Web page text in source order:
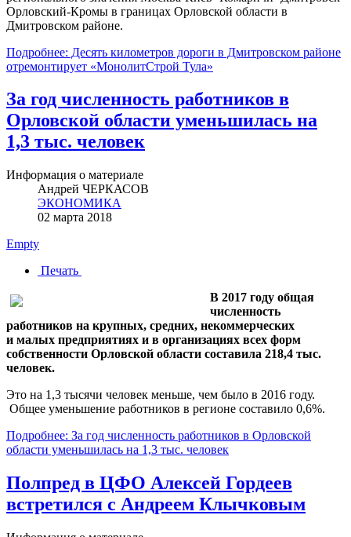
Орловский-Кромы в границах Орловской области в
Дмитровском районе.
Подробнее: Десять километров дороги в Дмитровском районе
отремонтирует «МонолитСтрой Тула»
За год численность работников в
Орловской области уменьшилась на
1,3 тыс. человек
Информация о материале
Андрей ЧЕРКАСОВ
ЭКОНОМИКА
02 марта 2018
Empty
Печать
В 2017 году общая
численность
работников на крупных, средних, некоммерческих
и малых предприятиях и в организациях всех форм
собственности Орловской области составила 218,4 тыс.
человек.
Это на 1,3 тысячи человек меньше, чем было в 2016 году.
Общее уменьшение работников в регионе составило 0,6%.
Подробнее: За год численность работников в Орловской
области уменьшилась на 1,3 тыс. человек
Полпред в ЦФО Алексей Гордеев
встретился с Андреем Клычковым